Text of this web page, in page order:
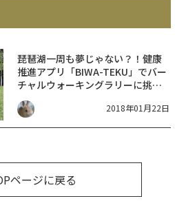
琵琶湖一周も夢じゃない？！健康
推進アプリ「BIWA-TEKU」でバー
チャルウォーキングラリーに挑
戦！
2018年01月22日
ページに戻る